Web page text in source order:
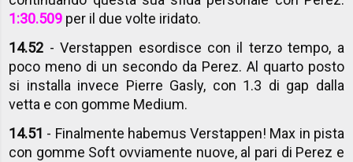
1:30.509 per il due volte iridato.
14.52 - Verstappen esordisce con il terzo tempo, a
poco meno di un secondo da Perez. Al quarto posto
si installa invece Pierre Gasly, con 1.3 di gap dalla
vetta e con gomme Medium.
14.51 - Finalmente habemus Verstappen! Max in pista
con gomme Soft ovviamente nuove, al pari di Perez e